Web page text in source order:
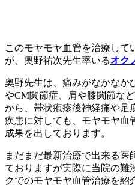
このモヤモヤ血管を治療して
が、奥野祐次先生率いるオク
奥野先生は、痛みがなかなか
やCM関節症、肩や膝関節な
から、帯状疱疹後神経痛や足
疾患に対しても、モヤモヤ血
成果を出しております。
まだまだ最新治療で出来る医
ておりますが実際に当院の難
クでのモヤモヤ血管治療を紹